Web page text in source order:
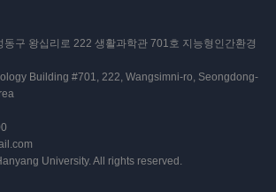
구 왕십리로 222 생활과학관 701호 지능형인간환경
Building #701, 222, Wangsimni-ro, Seongdong-
University. All rights reserved.